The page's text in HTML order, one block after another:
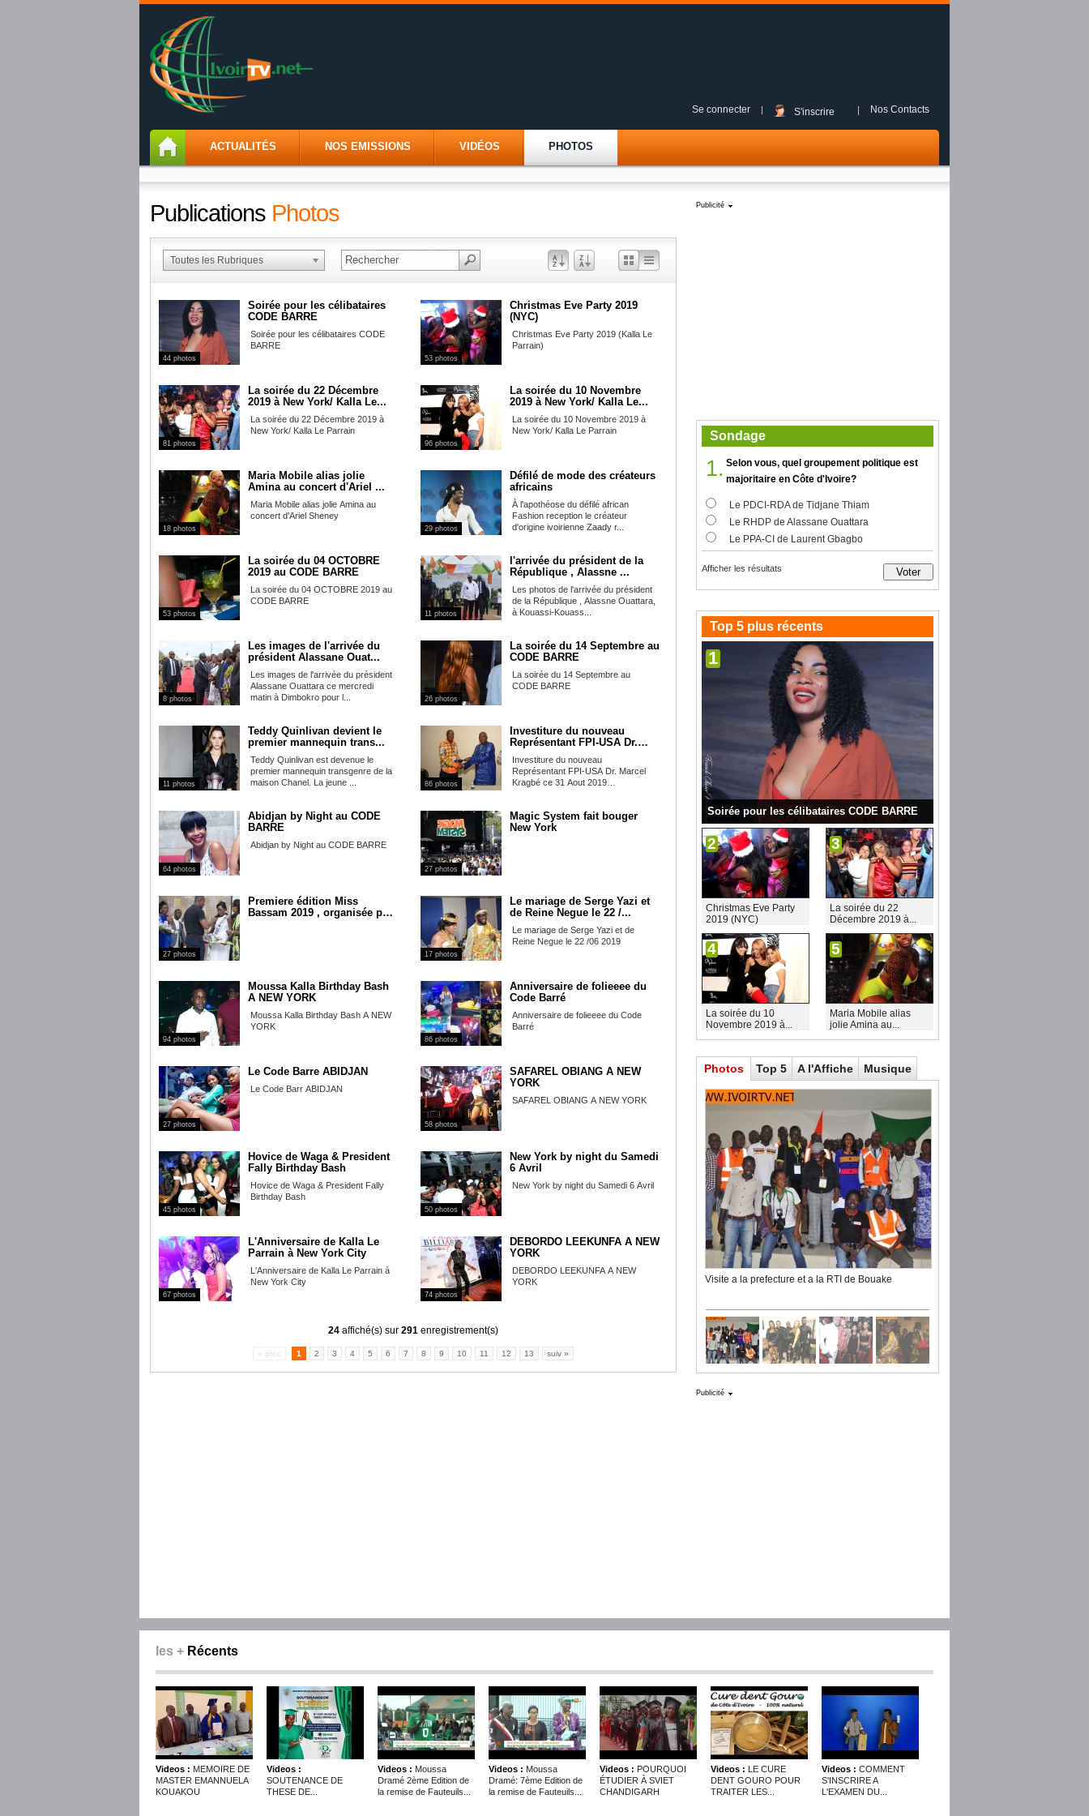
ACTUALITÉS NOS EMISSIONS VIDÉOS PHOTOS
Se connecter S'inscrire Nos Contacts
Publications Photos
à la
visualisation
Toutes les Rubriques
44 photos
Soirée pour les célibataires
CODE BARRE
Soirée pour les célibataires CODE
BARRE
53 photos
Christmas Eve Party 2019
(NYC)
Christmas Eve Party 2019 (Kalla Le
Parrain)
81 photos
La soirée du 22 Décembre
2019 à New York/ Kalla Le...
La soirée du 22 Décembre 2019 à
New York/ Kalla Le Parrain
96 photos
La soirée du 10 Novembre
2019 à New York/ Kalla Le...
La soirée du 10 Novembre 2019 à
New York/ Kalla Le Parrain
18 photos
Maria Mobile alias jolie
Amina au concert d'Ariel ...
Maria Mobile alias jolie Amina au
concert d'Ariel Sheney
29 photos
Défilé de mode des créateurs
africains
À l'apothéose du défilé african
Fashion reception le créateur
d'origine ivoirienne Zaady r...
53 photos
La soirée du 04 OCTOBRE
2019 au CODE BARRE
La soirée du 04 OCTOBRE 2019 au
CODE BARRE
11 photos
l'arrivée du président de la
République , Alassne ...
Les photos de l'arrivée du président
de la République , Alassne Ouattara,
à Kouassi-Kouass...
8 photos
Les images de l'arrivée du
président Alassane Ouat...
Les images de l'arrivée du président
Alassane Ouattara ce mercredi
matin à Dimbokro pour l...
26 photos
La soirée du 14 Septembre au
CODE BARRE
La soirée du 14 Septembre au
CODE BARRE
11 photos
Teddy Quinlivan devient le
premier mannequin trans...
Teddy Quinlivan est devenue le
premier mannequin transgenre de la
maison Chanel. La jeune ...
86 photos
Investiture du nouveau
Représentant FPI-USA Dr.
Ma...
Investiture du nouveau
Représentant FPI-USA Dr. Marcel
Kragbé ce 31 Aout 2019
64 photos
Abidjan by Night au CODE
BARRE
Abidjan by Night au CODE BARRE
27 photos
Magic System fait bouger
New York
27 photos
Premiere édition Miss
Bassam 2019 , organisée par
17 photos
Le mariage de Serge Yazi et
de Reine Negue le 22 /...
Le mariage de Serge Yazi et de
Reine Negue le 22 /06 2019
94 photos
Moussa Kalla Birthday Bash
A NEW YORK
Moussa Kalla Birthday Bash A NEW
YORK
86 photos
Anniversaire de folieeee du
Code Barré
Anniversaire de folieeee du Code
Barré
27 photos
Le Code Barre ABIDJAN
Le Code Barr ABIDJAN
58 photos
SAFAREL OBIANG A NEW
YORK
SAFAREL OBIANG A NEW YORK
45 photos
Hovice de Waga & President
Fally Birthday Bash
Hovice de Waga & President Fally
Birthday Bash
50 photos
New York by night du Samedi
6 Avril
New York by night du Samedi 6 Avril
67 photos
L'Anniversaire de Kalla Le
Parrain à New York City
L'Anniversaire de Kalla Le Parrain à
New York City
74 photos
DEBORDO LEEKUNFA A NEW
YORK
DEBORDO LEEKUNFA A NEW
YORK
24 affiché(s) sur 291 enregistrement(s)
« prec 1 2 3 4 5 6 7 8 9 10 11 12 13 suiv »
Publicité
Sondage
Selon vous, quel groupement politique est
majoritaire en Côte d'Ivoire?
1.
Le PDCI-RDA de Tidjane Thiam
Le RHDP de Alassane Ouattara
Le PPA-CI de Laurent Gbagbo
Afficher les résultats
Top 5 plus récents
1
Soirée pour les célibataires CODE BARRE
2
Christmas Eve Party
2019 (NYC)
3
La soirée du 22
Décembre 2019 à...
4
La soirée du 10
Novembre 2019 à...
5
Maria Mobile alias
jolie Amina au...
Photos Top 5 A l'Affiche Musique
Visite a la prefecture et a la RTI de Bouake
Publicité
les + Récents
Videos : MEMOIRE DE
MASTER EMANNUELA
KOUAKOU
Videos :
SOUTENANCE DE
THESE DE...
Videos : Moussa
Dramé 2ème Edition de
la remise de Fauteuils...
Videos : Moussa
Dramé: 7ème Edition de
la remise de Fauteuils...
Videos : POURQUOI
ÉTUDIER À SVIET
CHANDIGARH
Videos : LE CURE
DENT GOURO POUR
TRAITER LES...
Videos : COMMENT
S'INSCRIRE A
L'EXAMEN DU...